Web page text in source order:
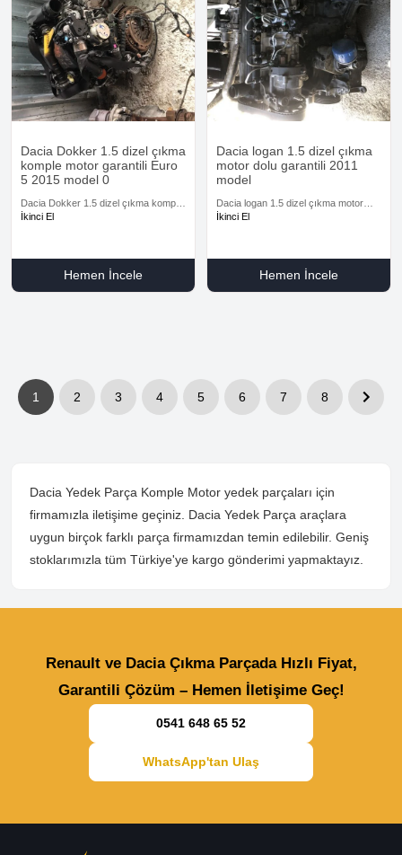
Dacia Dokker 1.5 dizel çıkma
komple motor garantili Euro
5 2015 model 0
Dacia Dokker 1.5 dizel çıkma komple
motor garantili Euro 5 2015 model
İkinci El
Hemen İncele
Dacia logan 1.5 dizel çıkma
motor dolu garantili 2011
model
Dacia logan 1.5 dizel çıkma motor
dolu garantili 2011 model
İkinci El
Hemen İncele
1 2 3 4 5 6 7 8
Dacia Yedek Parça Komple Motor yedek parçaları için
firmamızla iletişime geçiniz. Dacia Yedek Parça araçlara
uygun birçok farklı parça firmamızdan temin edilebilir. Geniş
stoklarımızla tüm Türkiye'ye kargo gönderimi yapmaktayız.
Renault ve Dacia Çıkma Parçada Hızlı Fiyat,
Garantili Çözüm – Hemen İletişime Geç!
0541 648 65 52
WhatsApp'tan Ulaş